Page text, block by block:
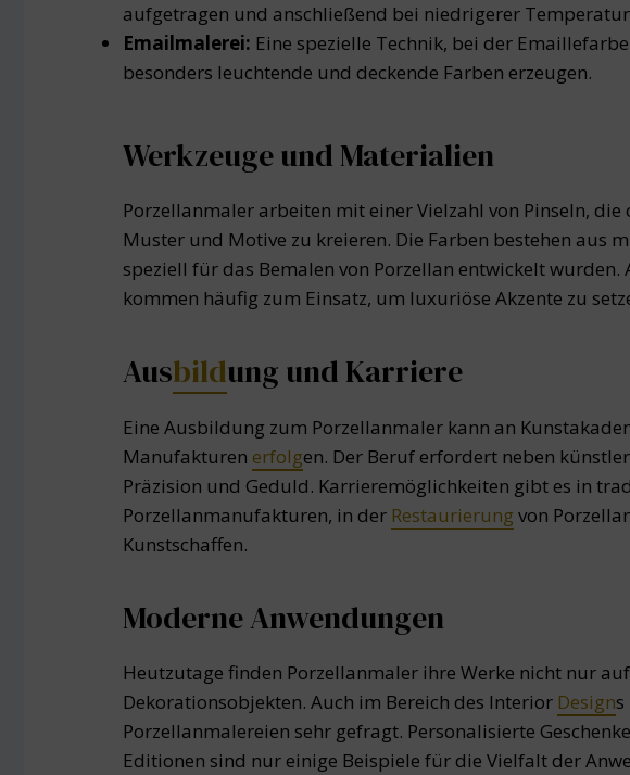
aufgetragen und anschließend bei niedrigerer
Emailmalerei: Eine spezielle Technik, bei der
besonders leuchtende und deckende Farben erzeugen.
Werkzeuge und Materialien
Porzellanmaler arbeiten mit einer Vielzahl von Pinseln,
Muster und Motive zu kreieren. Die Farben bestehen aus
speziell für das Bemalen von Porzellan entwickelt
kommen häufig zum Einsatz, um luxuriöse Akzente zu
Ausbildung und Karriere
Eine Ausbildung zum Porzellanmaler kann an
Manufakturen erfolgen. Der Beruf erfordert neben
Präzision und Geduld. Karrieremöglichkeiten gibt es in
Porzellanmanufakturen, in der Restaurierung von
Kunstschaffen.
Moderne Anwendungen
Heutzutage finden Porzellanmaler ihre Werke nicht nur
Dekorationsobjekten. Auch im Bereich des Interior Design
Porzellanmalereien sehr gefragt. Personalisierte
Editionen sind nur einige Beispiele für die Vielfalt der